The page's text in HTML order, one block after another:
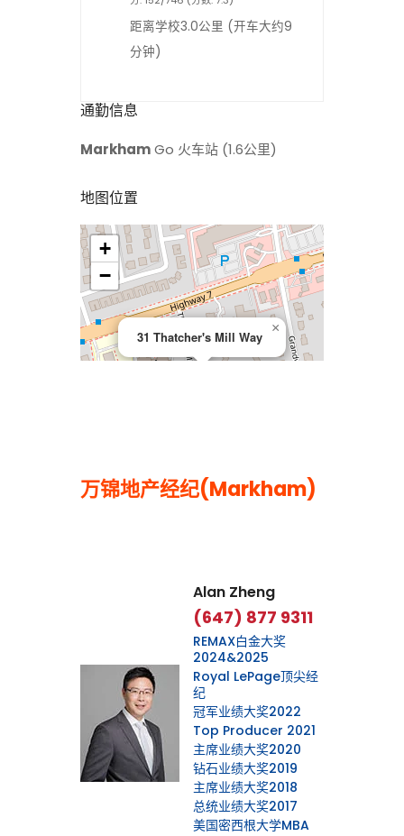
距离学校3.0公里 (开车大约9
分钟)
通勤信息
MarkhamGo 火车站 (1.6公里)
地图位置
>
31 Thatcher's Mill Way
×
+
−
OpenStreetMap contributors
万锦地产经纪(Markham)
Alan Zheng
(647) 877 9311
REMAX白金大奖
2024&2025
Royal LePage顶尖经
纪
冠军业绩大奖2022
Top Producer 2021
主席业绩大奖2020
钻石业绩大奖2019
主席业绩大奖2018
总统业绩大奖2017
美国密西根大学MBA